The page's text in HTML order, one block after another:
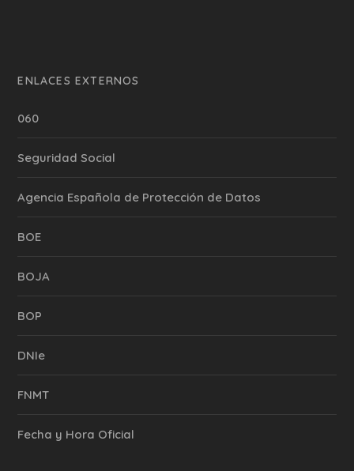
ENLACES EXTERNOS
060
Seguridad Social
Agencia Española de Protección de Datos
BOE
BOJA
BOP
DNIe
FNMT
Fecha y Hora Oficial